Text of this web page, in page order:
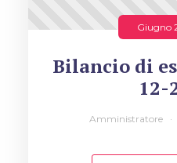
Giugno
Bilancio di
12-
Amministratore